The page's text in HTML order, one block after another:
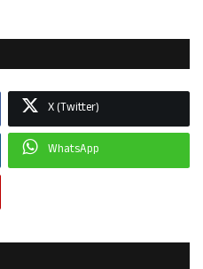
X (Twitter)
WhatsApp